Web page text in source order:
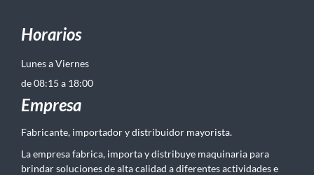
Horarios
Lunes a Viernes
de 08:15 a 18:00
Empresa
Fabricante, importador y distribuidor mayorista.
La empresa fabrica, importa y distribuye maquinaria para
brindar soluciones de alta calidad a diferentes actividades e